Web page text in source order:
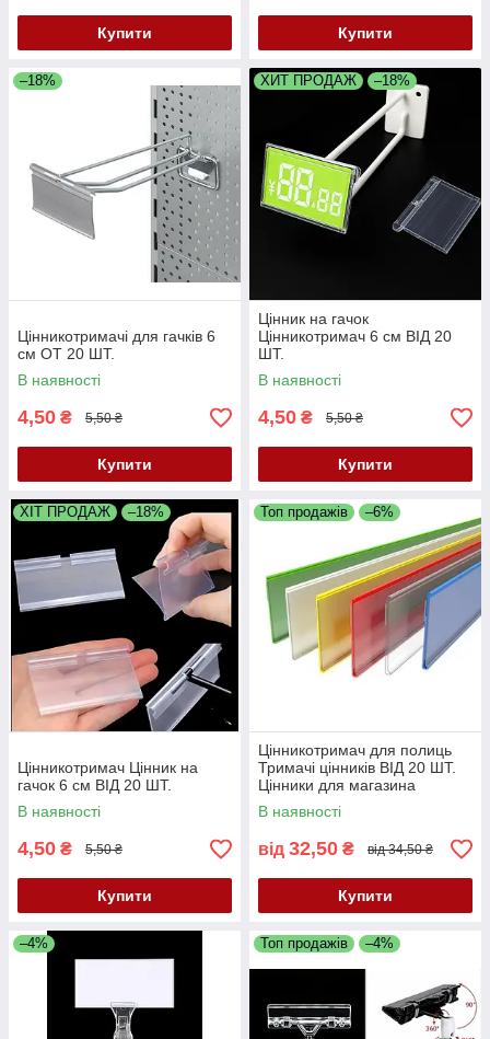
Купити Купити
–18%
Цінникотримачі для гачків 6
см ОТ 20 ШТ.
В наявності
4,50 ₴ 5,50 ₴
Купити
ХИТ ПРОДАЖ –18%
Цінник на гачок
Цінникотримач 6 см ВІД 20
ШТ.
В наявності
4,50 ₴ 5,50 ₴
Купити
ХІТ ПРОДАЖ –18%
Цінникотримач Цінник на
гачок 6 см ВІД 20 ШТ.
В наявності
4,50 ₴ 5,50 ₴
Купити
Топ продажів –6%
Цінникотримач для полиць
Тримачі цінників ВІД 20 ШТ.
Цінники для магазина
В наявності
від 32,50 ₴ від 34,50 ₴
Купити
–4% Топ продажів –4%